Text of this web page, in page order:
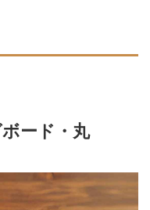
ード・丸